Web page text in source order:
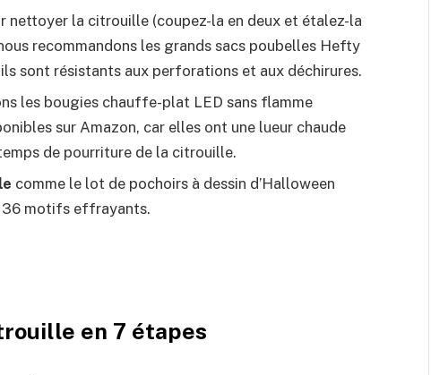
nettoyer la citrouille (coupez-la en deux et étalez-la
recommandons les grands sacs poubelles Hefty
sont résistants aux perforations et aux déchirures.
les bougies chauffe-plat LED sans flamme
sur Amazon, car elles ont une lueur chaude
de pourriture de la citrouille.
comme le lot de pochoirs à dessin d’Halloween
36 motifs effrayants.
en 7 étapes